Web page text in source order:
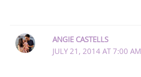
ANGIE CASTELLS
JULY 21, 2014 AT 7:00 AM